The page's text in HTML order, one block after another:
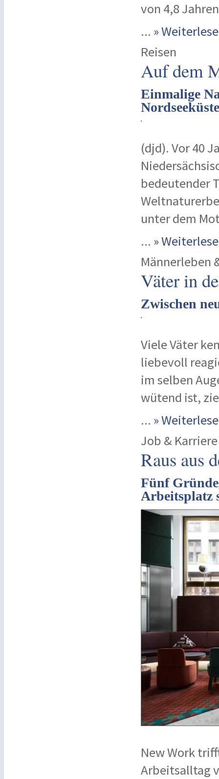
von 4,8
... »
Reisen
Auf dem
Einmalige
Nordseeküste
(djd). Vor 40
bedeutender
unter dem
... »
Männerleben
Väter in
Zwischen
Viele Väter
liebevoll
im selben
wütend ist,
... »
Job & Karriere
Raus aus
Fünf
Arbeitsplatz
New Work
Arbeitsalltag